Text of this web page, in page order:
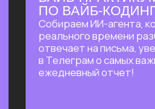
БОЛЬШОЙ ПРАКТИКУМ
ПО ИИ-АГЕНТУ
PERPLEXITY COMPUTER
На реальных задачах покажем, на что